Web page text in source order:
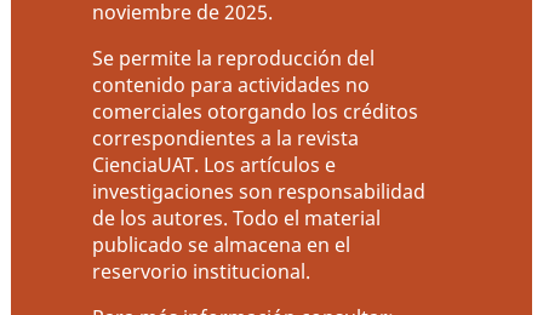
noviembre de 2025.
Se permite la reproducción del
contenido para actividades no
comerciales otorgando los créditos
correspondientes a la revista
CienciaUAT. Los artículos e
investigaciones son responsabilidad
de los autores. Todo el material
publicado se almacena en el
reservorio institucional.